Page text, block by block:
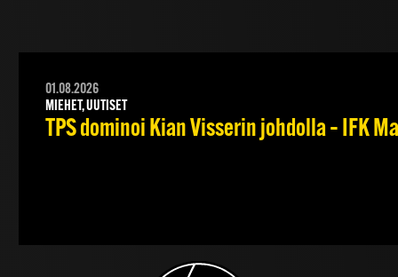
01.08.2026
MIEHET, UUTISET
TPS dominoi Kian Visserin johdolla – IFK